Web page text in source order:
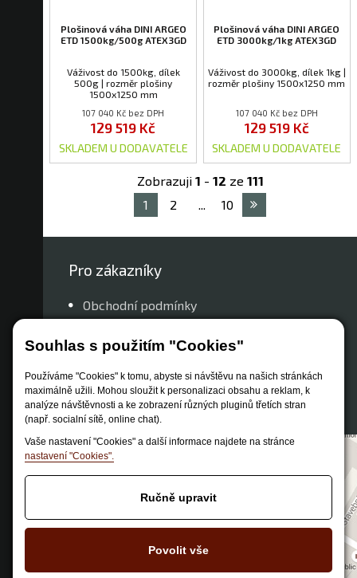
Souhlas s použitím "Cookies"
Používáme "Cookies" k tomu, abyste si návštěvu na našich stránkách
maximálně užili. Mohou sloužit k personalizaci obsahu a reklam, k
analýze návštěvnosti a ke zobrazení různých pluginů třetích stran
(např. socialní sítě, online chat).
Vaše nastavení "Cookies" a další informace najdete na stránce
nastavení "Cookies".
Ručně upravit
Povolit vše
Plošinová váha DINI ARGEO
ETD 1500kg/500g ATEX3GD
Váživost do 1500kg, dílek
500g | rozměr plošiny
1500x1250 mm
107 040 Kč bez DPH
129 519 Kč
SKLADEM U DODAVATELE
Plošinová váha DINI ARGEO
ETD 3000kg/1kg ATEX3GD
Váživost do 3000kg, dílek 1kg |
rozměr plošiny 1500x1250 mm
107 040 Kč bez DPH
129 519 Kč
SKLADEM U DODAVATELE
Zobrazuji 1 - 12 ze 111
1
2 ... 10
Pro zákazníky
Obchodní podmínky
Zastoupení značek
Reklamační řád
Nastavení soukromí